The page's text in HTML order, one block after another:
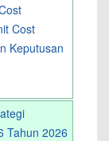
Cost
Keputusan
Tahun 2026